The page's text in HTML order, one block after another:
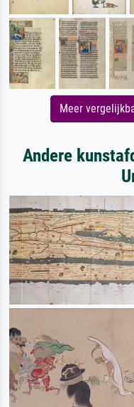
Meer
Andere